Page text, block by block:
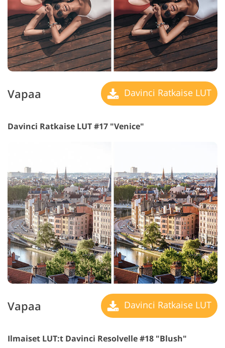
Vapaa Davinci Ratkaise LUT
Davinci Ratkaise LUT #17 "Venice"
Vapaa Davinci Ratkaise LUT
Ilmaiset LUT:t Davinci Resolvelle #18 "Blush"